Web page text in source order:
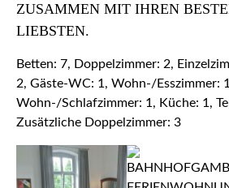
USAMMEN MIT IHREN
IEBSTEN.
Betten: 7, Doppelzimmer: 2,
2, Gäste-WC: 1, Wohn-/Esszimmer:
Wohn-/Schlafzimmer: 1, Küche: 1,
Zusätzliche Doppelzimmer: 3